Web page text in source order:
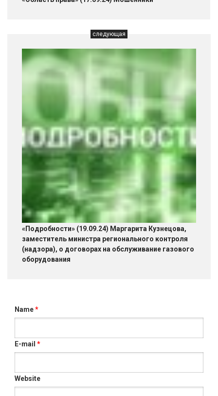
следующая
«Подробности» (19.09.24) Маргарита Кузнецова,
заместитель министра регионального контроля
(надзора), о договорах на обслуживание газового
оборудования
Name*
E-mail *
Website